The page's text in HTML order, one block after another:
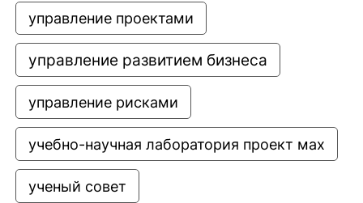
управление проектами
управление развитием бизнеса
управление рисками
учебно-научная лаборатория проект мах
ученый совет